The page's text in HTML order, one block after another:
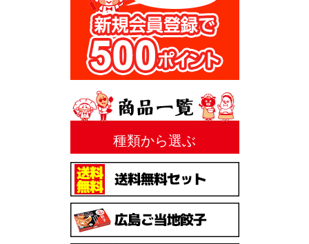
種類から選ぶ